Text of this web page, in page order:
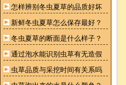
怎样辨别冬虫夏草的品质好坏
新鲜冬虫夏草怎么保存最好？
冬虫夏草的断面是什么样子？
通过泡水能识别虫草有无造假
虫草品质与采挖时间有关系吗